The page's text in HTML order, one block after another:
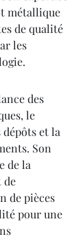
métallique
de qualité
les
des
le
et la
Son
de la
de
de pièces
pour une